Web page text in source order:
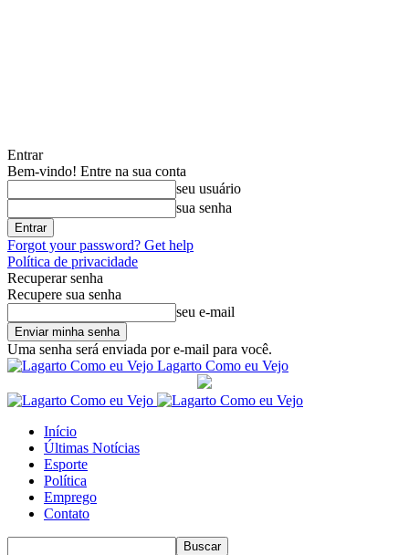
Entrar
Bem-vindo! Entre na sua conta
seu usuário
sua senha
Forgot your password? Get help
Política de privacidade
Recuperar senha
Recupere sua senha
seu e-mail
Uma senha será enviada por e-mail para você.
Lagarto Como eu Vejo
Início
Últimas Notícias
Esporte
Política
Emprego
Contato